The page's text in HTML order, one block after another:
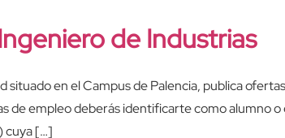
de Industrias
situado en el Campus de Palencia, publica
de empleo deberás identificarte como alumno
cuya […]